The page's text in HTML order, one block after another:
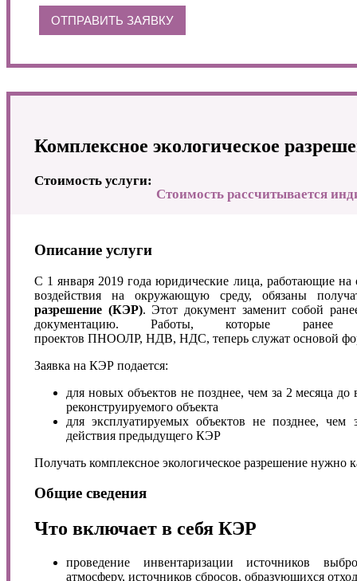
ОТПРАВИТЬ ЗАЯВКУ
Комплексное экологическое
Стоимость услуги:
Стоимость рассчитывается
Описание услуги
С 1 января 2019 года юридические лица, работающие на
воздействия на окружающую среду, обязаны
разрешение (КЭР). Этот документ заменит собой
документацию. Работы, которые
проектов ПНООЛР, НДВ, НДС, теперь служат основой
Заявка на КЭР подается:
для новых объектов не позднее, чем за 2 месяца
реконструируемого объекта
для эксплуатируемых объектов не позднее,
действия предыдущего КЭР
Получать комплексное экологическое разрешение нужно
Общие сведения
Что включает в себя КЭР
проведение инвентаризации источников
атмосферу, источников сбросов, образующихся